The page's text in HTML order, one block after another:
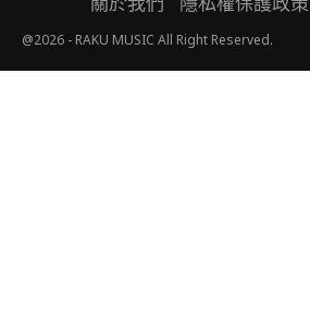
@2026 - RAKU MUSIC All Right Reserved.